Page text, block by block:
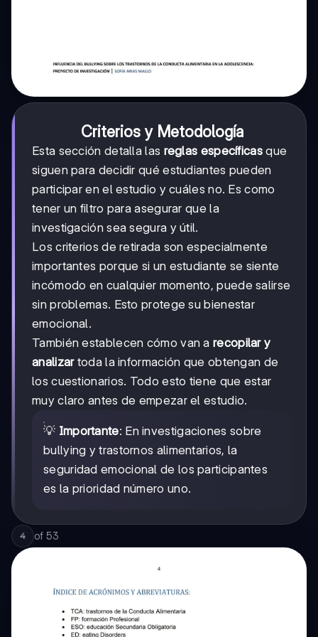
Criterios y Metodología
Esta sección detalla las reglas específicasque
siguen para decidir qué estudiantes pueden
participar en el estudio y cuáles no. Es como
tener un filtro para asegurar que la
investigación sea segura y útil.
Los criterios de retirada son especialmente
importantes porque si un estudiante se siente
incómodo en cualquier momento, puede salirse
sin problemas. Esto protege su bienestar
emocional.
También establecen cómo van a recopilar y
analizartoda la información que obtengan de
los cuestionarios. Todo esto tiene que estar
muy claro antes de empezar el estudio.
💡 Importante: En investigaciones sobre
bullying y trastornos alimentarios, la
seguridad emocional de los participantes
es la prioridad número uno.
4 of 53